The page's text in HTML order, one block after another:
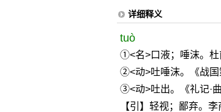
详细释义
tuò
①<名>口液；唾沫。杜
②<动>吐唾沫。《战国
③<动>吐出。《礼记·
【引】轻视；鄙弃。